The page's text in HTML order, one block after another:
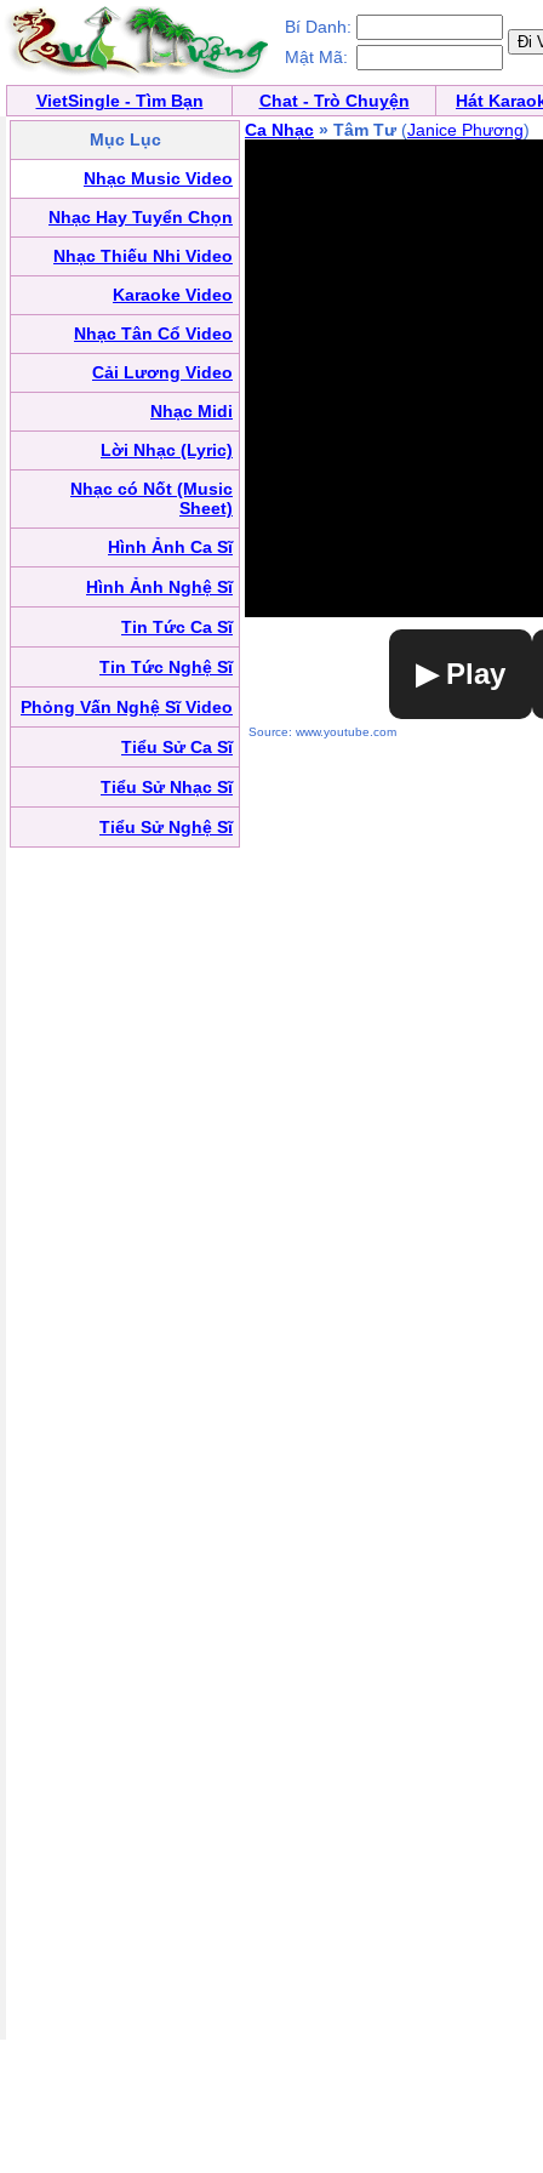
Bí Danh:
Mật Mã:
VietSingle - Tìm Bạn Chat - Trò Chuyện
Hát
Mục Lục
Nhạc Music Video
Nhạc Hay Tuyển Chọn
Nhạc Thiếu Nhi Video
Karaoke Video
Nhạc Tân Cổ Video
Cải Lương Video
Nhạc Midi
Lời Nhạc (Lyric)
Nhạc có Nốt (Music
Sheet)
Hình Ảnh Ca Sĩ
Hình Ảnh Nghệ Sĩ
Tin Tức Ca Sĩ
Tin Tức Nghệ Sĩ
Phỏng Vấn Nghệ Sĩ Video
Tiểu Sử Ca Sĩ
Tiểu Sử Nhạc Sĩ
Tiểu Sử Nghệ Sĩ
Ca Nhạc » Tâm Tư(Janice Phương)
▶ Play
Source: www.youtube.com